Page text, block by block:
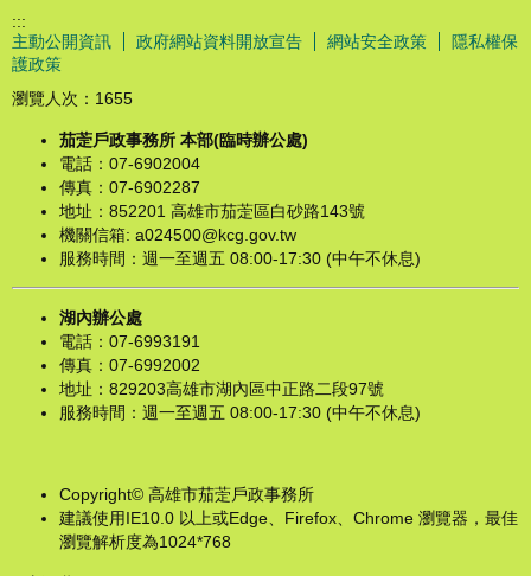
:::
主動公開資訊
政府網站資料開放宣告 網站安全政策
隱私權保
護政策
瀏覽人次： 1655
茄萣戶政事務所 本部(臨時辦公處)
電話：07-6902004
傳真：07-6902287
地址：852201 高雄市茄萣區白砂路143號
機關信箱: a024500@kcg.gov.tw
服務時間：週一至週五 08:00-17:30 (中午不休息)
湖內辦公處
電話：07-6993191
傳真：07-6992002
地址：829203高雄市湖內區中正路二段97號
服務時間：週一至週五 08:00-17:30 (中午不休息)​
Copyright© 高雄市茄萣戶政事務所
建議使用IE10.0 以上或Edge、Firefox、Chrome 瀏覽器，最佳
瀏覽解析度為1024*768